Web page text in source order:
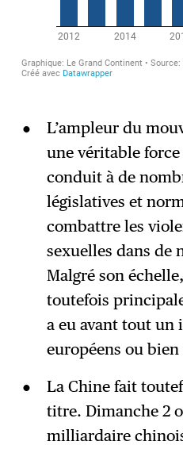
L’ampleur du
une véritable
conduit à de
législatives et
combattre les
sexuelles dans de
Malgré son
toutefois
a eu avant tout un
européens ou
La Chine fait
titre. Dimanche 2
milliardaire